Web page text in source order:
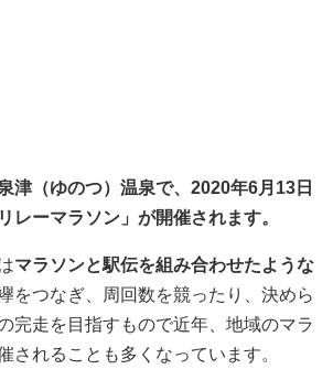
津（ゆのつ）温泉で、2020年6月13日
レーマラソン」が開催されます。
マラソンと駅伝を組み合わせたような
をつなぎ、周回数を競ったり、決めら
完走を目指すもので近年、地域のマラ
されることも多くなっています。